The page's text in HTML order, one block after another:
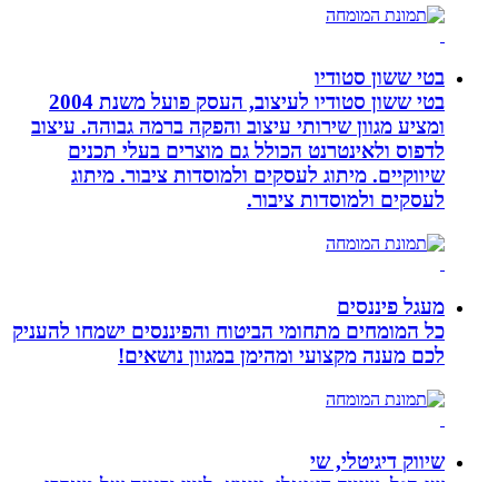
בטי ששון סטודיו
בטי ששון סטודיו לעיצוב, העסק פועל משנת 2004
ומציע מגוון שירותי עיצוב והפקה ברמה גבוהה. עיצוב
לדפוס ולאינטרנט הכולל גם מוצרים בעלי תכנים
שיווקיים. מיתוג לעסקים ולמוסדות ציבור. מיתוג
לעסקים ולמוסדות ציבור.
מעגל פיננסים
כל המומחים מתחומי הביטוח והפיננסים ישמחו להעניק
לכם מענה מקצועי ומהימן במגוון נושאים!
שיווק דיגיטלי, שי